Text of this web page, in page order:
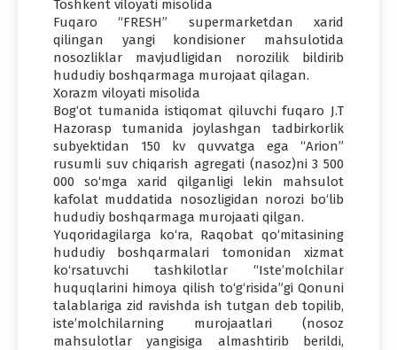
Toshkent viloyati misolida
Fuqaro “FRESH” supermarketdan xarid
qilingan yangi kondisioner mahsulotida
nosozliklar mavjudligidan norozilik bildirib
hududiy boshqarmaga murojaat qilagan.
Xorazm viloyati misolida
Bog‘ot tumanida istiqomat qiluvchi fuqaro J.T
Hazorasp tumanida joylashgan tadbirkorlik
subyektidan 150 kv quvvatga ega “Arion”
rusumli suv chiqarish agregati (nasoz)ni 3 500
000 so‘mga xarid qilganligi lekin mahsulot
kafolat muddatida nosozligidan norozi bo‘lib
hududiy boshqarmaga murojaati qilgan.
Yuqoridagilarga ko‘ra, Raqobat qo‘mitasining
hududiy boshqarmalari tomonidan xizmat
ko‘rsatuvchi tashkilotlar “Iste’molchilar
huquqlarini himoya qilish to‘g‘risida”gi Qonuni
talablariga zid ravishda ish tutgan deb topilib,
iste’molchilarning murojaatlari (nosoz
mahsulotlar yangisiga almashtirib berildi,